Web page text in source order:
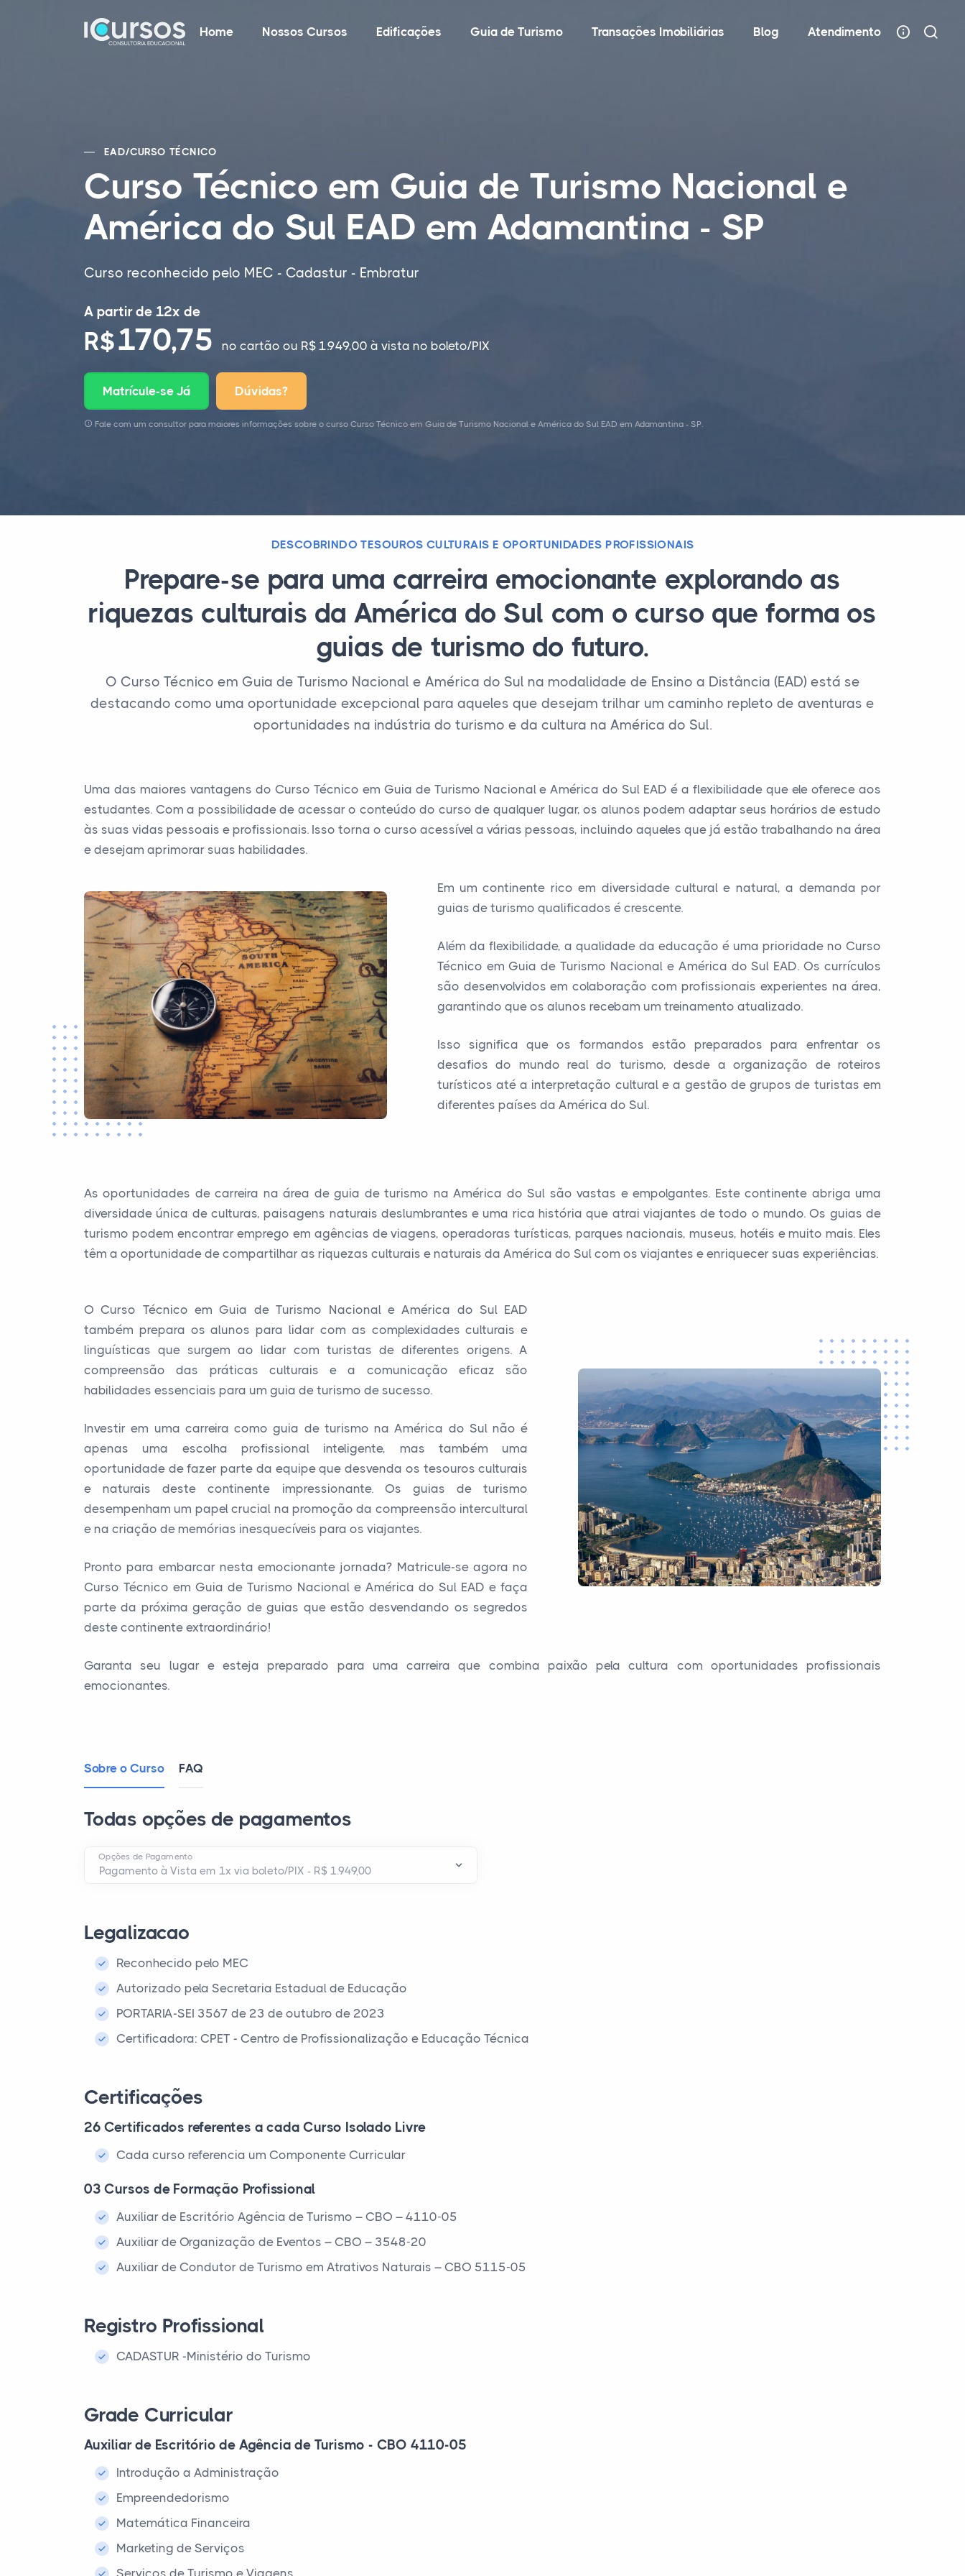
Home Nossos Cursos Edificações Guia de Turismo Transações Imobiliárias Blog Atendimento
EAD/CURSO TÉCNICO
Curso Técnico em Guia de Turismo Nacional e
América do Sul EAD em Adamantina - SP
Curso reconhecido pelo MEC - Cadastur - Embratur
A partir de 12x de
R$170,75 no cartão ou R$ 1.949,00 à vista no boleto/PIX
Matrícule-se Já Dúvidas?
Fale com um consultor para maiores informações sobre o curso Curso Técnico em Guia de Turismo Nacional e América do Sul EAD em Adamantina - SP.
DESCOBRINDO TESOUROS CULTURAIS E OPORTUNIDADES PROFISSIONAIS
Prepare-se para uma carreira emocionante explorando as
riquezas culturais da América do Sul com o curso que forma os
guias de turismo do futuro.
O Curso Técnico em Guia de Turismo Nacional e América do Sul na modalidade de Ensino a Distância (EAD) está se
destacando como uma oportunidade excepcional para aqueles que desejam trilhar um caminho repleto de aventuras e
oportunidades na indústria do turismo e da cultura na América do Sul.
Uma das maiores vantagens do Curso Técnico em Guia de Turismo Nacional e América do Sul EAD é a flexibilidade que ele oferece aos
estudantes. Com a possibilidade de acessar o conteúdo do curso de qualquer lugar, os alunos podem adaptar seus horários de estudo
às suas vidas pessoais e profissionais. Isso torna o curso acessível a várias pessoas, incluindo aqueles que já estão trabalhando na área
e desejam aprimorar suas habilidades.
Em um continente rico em diversidade cultural e natural, a demanda por
guias de turismo qualificados é crescente.
Além da flexibilidade, a qualidade da educação é uma prioridade no Curso
Técnico em Guia de Turismo Nacional e América do Sul EAD. Os currículos
são desenvolvidos em colaboração com profissionais experientes na área,
garantindo que os alunos recebam um treinamento atualizado.
Isso significa que os formandos estão preparados para enfrentar os
desafios do mundo real do turismo, desde a organização de roteiros
turísticos até a interpretação cultural e a gestão de grupos de turistas em
diferentes países da América do Sul.
As oportunidades de carreira na área de guia de turismo na América do Sul são vastas e empolgantes. Este continente abriga uma
diversidade única de culturas, paisagens naturais deslumbrantes e uma rica história que atrai viajantes de todo o mundo. Os guias de
turismo podem encontrar emprego em agências de viagens, operadoras turísticas, parques nacionais, museus, hotéis e muito mais. Eles
têm a oportunidade de compartilhar as riquezas culturais e naturais da América do Sul com os viajantes e enriquecer suas experiências.
O Curso Técnico em Guia de Turismo Nacional e América do Sul EAD
também prepara os alunos para lidar com as complexidades culturais e
linguísticas que surgem ao lidar com turistas de diferentes origens. A
compreensão das práticas culturais e a comunicação eficaz são
habilidades essenciais para um guia de turismo de sucesso.
Investir em uma carreira como guia de turismo na América do Sul não é
apenas uma escolha profissional inteligente, mas também uma
oportunidade de fazer parte da equipe que desvenda os tesouros culturais
e naturais deste continente impressionante. Os guias de turismo
desempenham um papel crucial na promoção da compreensão intercultural
e na criação de memórias inesquecíveis para os viajantes.
Pronto para embarcar nesta emocionante jornada? Matricule-se agora no
Curso Técnico em Guia de Turismo Nacional e América do Sul EAD e faça
parte da próxima geração de guias que estão desvendando os segredos
deste continente extraordinário!
Garanta seu lugar e esteja preparado para uma carreira que combina paixão pela cultura com oportunidades profissionais
emocionantes.
Sobre o Curso FAQ
Todas opções de pagamentos
Opções de Pagamento
Legalizacao
Reconhecido pelo MEC
Autorizado pela Secretaria Estadual de Educação
PORTARIA-SEI 3567 de 23 de outubro de 2023
Certificadora: CPET - Centro de Profissionalização e Educação Técnica
Certificações
26 Certificados referentes a cada Curso Isolado Livre
Cada curso referencia um Componente Curricular
03 Cursos de Formação Profissional
Auxiliar de Escritório Agência de Turismo – CBO – 4110-05
Auxiliar de Organização de Eventos – CBO – 3548-20
Auxiliar de Condutor de Turismo em Atrativos Naturais – CBO 5115-05
Registro Profissional
CADASTUR -Ministério do Turismo
Grade Curricular
Auxiliar de Escritório de Agência de Turismo - CBO 4110-05
Introdução a Administração
Empreendedorismo
Matemática Financeira
Marketing de Serviços
Serviços de Turismo e Viagens